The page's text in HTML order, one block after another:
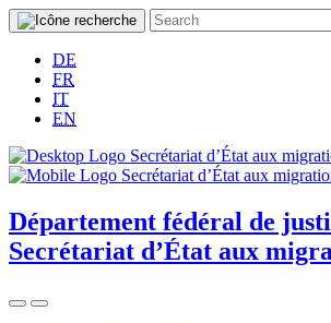
DE
FR
IT
EN
Département fédéral de
Secrétariat d’État aux